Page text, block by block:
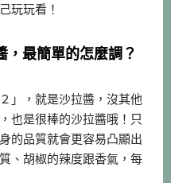
玩玩看！
，最簡單的怎麼調？
」，就是沙拉醬，沒其他
也是很棒的沙拉醬哦！只
的品質就會更容易凸顯出
、胡椒的辣度跟香氣，每